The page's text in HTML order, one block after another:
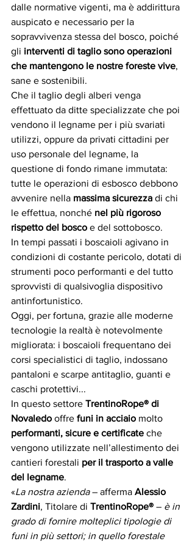
dalle normative vigenti, ma è addirittura
auspicato e necessario per la
sopravvivenza stessa del bosco, poiché
gli interventi di taglio sono operazioni
che mantengono le nostre foreste vive,
sane e sostenibili.
Che il taglio degli alberi venga
effettuato da ditte specializzate che poi
vendono il legname per i più svariati
utilizzi, oppure da privati cittadini per
uso personale del legname, la
questione di fondo rimane immutata:
tutte le operazioni di esbosco debbono
avvenire nella massima sicurezza di chi
le effettua, nonché nel più rigoroso
rispetto del bosco e del sottobosco.
In tempi passati i boscaioli agivano in
condizioni di costante pericolo, dotati di
strumenti poco performanti e del tutto
sprovvisti di qualsivoglia dispositivo
antinfortunistico.
Oggi, per fortuna, grazie alle moderne
tecnologie la realtà è notevolmente
migliorata: i boscaioli frequentano dei
corsi specialistici di taglio, indossano
pantaloni e scarpe antitaglio, guanti e
caschi protettivi...
In questo settore TrentinoRope® di
Novaledo offre funi in acciaio molto
performanti, sicure e certificate che
vengono utilizzate nell’allestimento dei
cantieri forestali per il trasporto a valle
del legname.
«La nostra azienda – afferma Alessio
Zardini, Titolare di TrentinoRope®️ – è in
grado di fornire molteplici tipologie di
funi in più settori; in quello forestale